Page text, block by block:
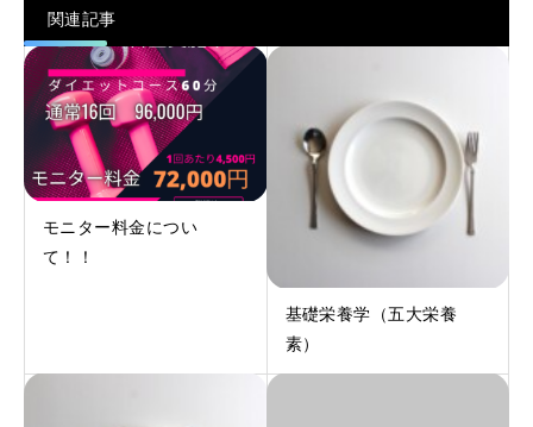
関連記事
モニター料金につい
て！！
基礎栄養学（五大栄養
素）